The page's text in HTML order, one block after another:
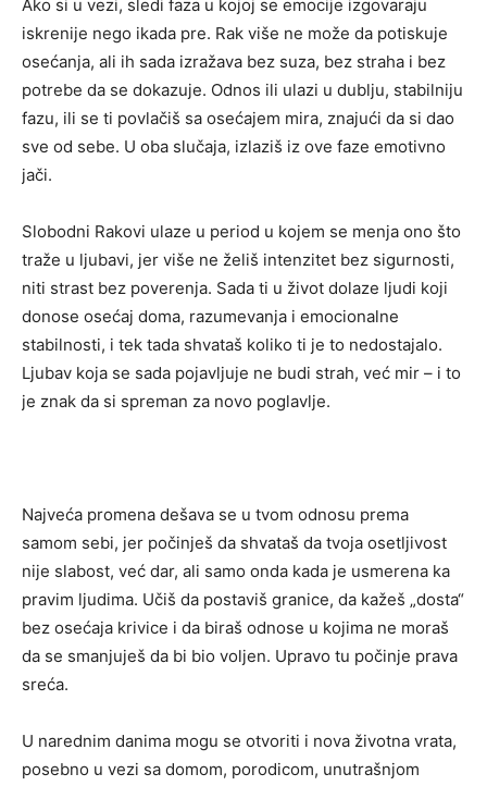
Ako si u vezi, sledi faza u kojoj se emocije izgovaraju
iskrenije nego ikada pre. Rak više ne može da potiskuje
osećanja, ali ih sada izražava bez suza, bez straha i bez
potrebe da se dokazuje. Odnos ili ulazi u dublju, stabilniju
fazu, ili se ti povlačiš sa osećajem mira, znajući da si dao
sve od sebe. U oba slučaja, izlaziš iz ove faze emotivno
jači.
Slobodni Rakovi ulaze u period u kojem se menja ono što
traže u ljubavi, jer više ne želiš intenzitet bez sigurnosti,
niti strast bez poverenja. Sada ti u život dolaze ljudi koji
donose osećaj doma, razumevanja i emocionalne
stabilnosti, i tek tada shvataš koliko ti je to nedostajalo.
Ljubav koja se sada pojavljuje ne budi strah, već mir – i to
je znak da si spreman za novo poglavlje.
Najveća promena dešava se u tvom odnosu prema
samom sebi, jer počinješ da shvataš da tvoja osetljivost
nije slabost, već dar, ali samo onda kada je usmerena ka
pravim ljudima. Učiš da postaviš granice, da kažeš „dosta“
bez osećaja krivice i da biraš odnose u kojima ne moraš
da se smanjuješ da bi bio voljen. Upravo tu počinje prava
sreća.
U narednim danima mogu se otvoriti i nova životna vrata,
posebno u vezi sa domom, porodicom, unutrašnjom